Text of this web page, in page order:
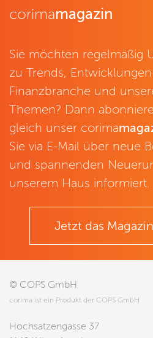
corimamagazin
Sie möchten regelmäßig
zu Trends,
Finanzbranche und
Themen? Dann
gleich unser corima
Sie via E-Mail über neue
und spannenden
unserem Haus informiert.
Jetzt das
© COPS GmbH
corima ist ein Produkt der COPS GmbH
Hochsatzengasse 37